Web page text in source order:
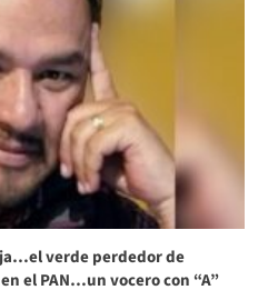
verde perdedor de
el PAN…un vocero con “A”